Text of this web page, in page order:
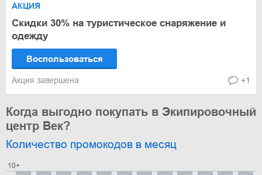
АКЦИЯ
Скидки 30% на туристическое снаряжение и
одежду
Воспользоваться
Акция завершена +1
Когда выгодно покупать в Экипировочный
центр Век?
Количество промокодов в месяц
10+